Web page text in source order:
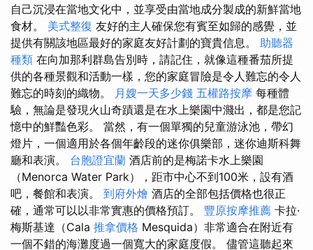
自己沉浸在當地文化中，並享受由當地成分製成的新鮮當地
食材。 美式整復 友好的主人確保您有賓至如歸的感覺，並
提供有關該地區最好的家庭友好計劃的寶貴信息。 助聽器
種類 在向加那利群島告別時，請記住，就像這種番茄所提
供的各種景觀和活動一樣，您的家庭冒險是令人難忘的令人
難忘的時刻的織物。 月嫂一天多少錢 五權路按摩 每種體
驗，無論是發現火山奇蹟還是在水上樂園中濺出，都是您記
憶中的鮮豔色彩。 當然，有一個單獨的兒童游泳池，帶幻
燈片，一個適用於各個年齡段的迷你俱樂部，迷你迪斯科舞
廳和表演。 台胞證宜蘭 酒店前的是梅諾卡水上樂園
（Menorca Water Park），距市中心不到100米，設有酒
吧，餐館和表演。 到府外燴 酒店的全部包括價格也很正
確，通常可以以非常實惠的價格預訂。 豐原按摩推薦 卡拉·
梅斯基達（Cala 推拿價格 Mesquida）非常適合在附近有
一個不錯的海灘度過一個寬大的家庭度假。 儘管這聽起來